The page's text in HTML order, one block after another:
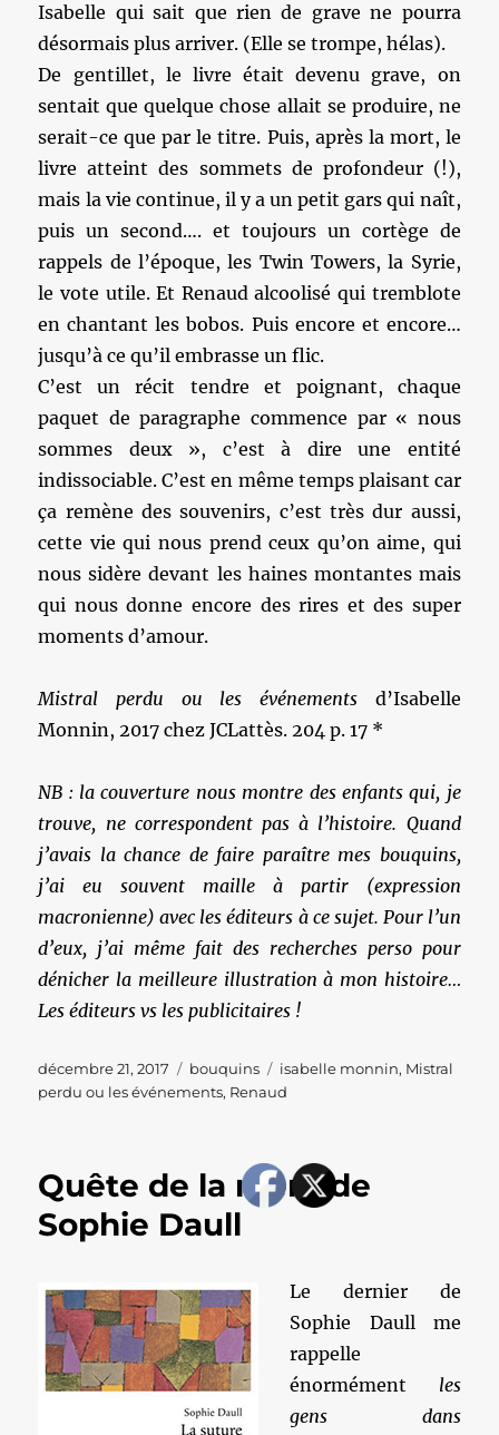
Isabelle qui sait que rien de grave ne pourra
désormais plus arriver. (Elle se trompe, hélas).
De gentillet, le livre était devenu grave, on
sentait que quelque chose allait se produire, ne
serait-ce que par le titre. Puis, après la mort, le
livre atteint des sommets de profondeur (!),
mais la vie continue, il y a un petit gars qui naît,
puis un second…. et toujours un cortège de
rappels de l’époque, les Twin Towers, la Syrie,
le vote utile. Et Renaud alcoolisé qui tremblote
en chantant les bobos. Puis encore et encore…
jusqu’à ce qu’il embrasse un flic.
C’est un récit tendre et poignant, chaque
paquet de paragraphe commence par « nous
sommes deux », c’est à dire une entité
indissociable. C’est en même temps plaisant car
ça remène des souvenirs, c’est très dur aussi,
cette vie qui nous prend ceux qu’on aime, qui
nous sidère devant les haines montantes mais
qui nous donne encore des rires et des super
moments d’amour.
Mistral perdu ou les événementsd’Isabelle
Monnin, 2017 chez JCLattès. 204 p. 17 *
NB : la couverture nous montre des enfants qui, je
trouve, ne correspondent pas à l’histoire. Quand
j’avais la chance de faire paraître mes bouquins,
j’ai eu souvent maille à partir (expression
macronienne) avec les éditeurs à ce sujet. Pour l’un
d’eux, j’ai même fait des recherches perso pour
dénicher la meilleure illustration à mon histoire…
Les éditeurs vs les publicitaires !
Publié
le
décembre 21, 2017 Catégories
bouquins Étiquettes
isabelle monnin, Mistral
perdu ou les événements, Renaud
Quête de la mère de
Sophie Daull
Le dernier de
Sophie Daull me
rappelle
énormément les
gens dans